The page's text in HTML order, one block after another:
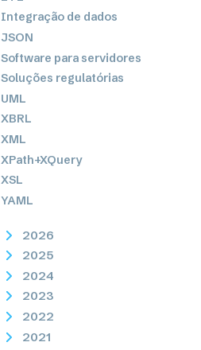
Integração de dados
JSON
Software para servidores
Soluções regulatórias
UML
XBRL
XML
XPath+XQuery
XSL
YAML
2026
2025
2024
2023
2022
2021